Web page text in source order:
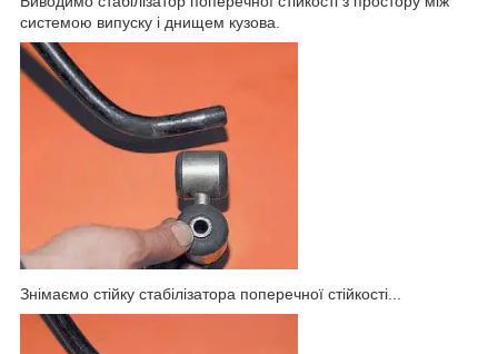
системою випуску і днищем кузова.
Знімаємо стійку стабілізатора поперечної стійкості...